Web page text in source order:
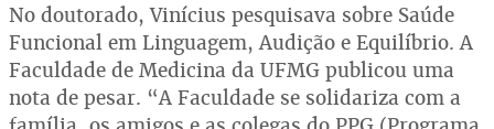
No doutorado, Vinícius pesquisava sobre Saúde
Funcional em Linguagem, Audição e Equilíbrio. A
Faculdade de Medicina da UFMG publicou uma
nota de pesar. “A Faculdade se solidariza com a